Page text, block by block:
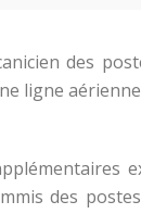
des
ligne
des